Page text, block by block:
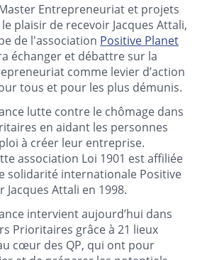
Entrepreneuriat et projets
plaisir de recevoir Jacques Attali,
de l'association Positive Planet
échanger et débattre sur la
comme levier d’action
tous et pour les plus démunis.
lutte contre le chômage dans
en aidant les personnes
à créer leur entreprise.
association Loi 1901 est affiliée
solidarité internationale Positive
Jacques Attali en 1998.
intervient aujourd’hui dans
Prioritaires grâce à 21 lieux
cœur des QP, qui ont pour